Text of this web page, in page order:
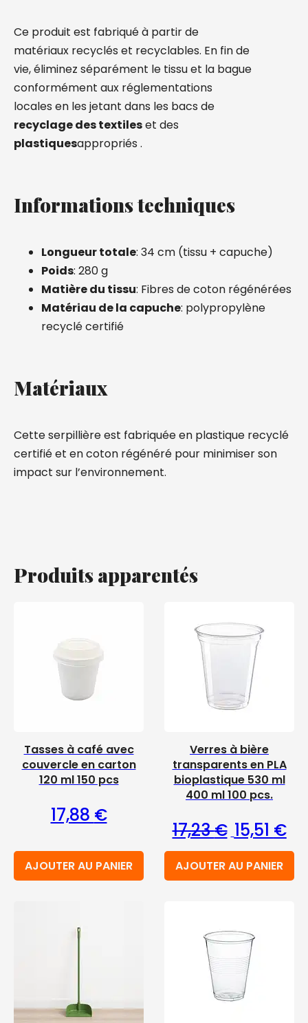
Ce produit est fabriqué à partir de
matériaux recyclés et recyclables. En fin de
vie, éliminez séparément le tissu et la bague
conformément aux réglementations
locales en les jetant dans les bacs de
recyclage des textileset des
plastiquesappropriés .
Informations techniques
Longueur totale: 34 cm (tissu + capuche)
Poids: 280 g
Matière du tissu: Fibres de coton régénérées
Matériau de la capuche: polypropylène
recyclé certifié
Matériaux
Cette serpillière est fabriquée en plastique recyclé
certifié et en coton régénéré pour minimiser son
impact sur l’environnement.
Produits apparentés
Tasses à café avec
couvercle en carton
120 ml 150 pcs
17,88 €
AJOUTER AU PANIER
Verres à bière
transparents en PLA
bioplastique 530 ml
400 ml 100 pcs.
17,23€ Le prix
15,51 €Le
AJOUTER AU PANIER